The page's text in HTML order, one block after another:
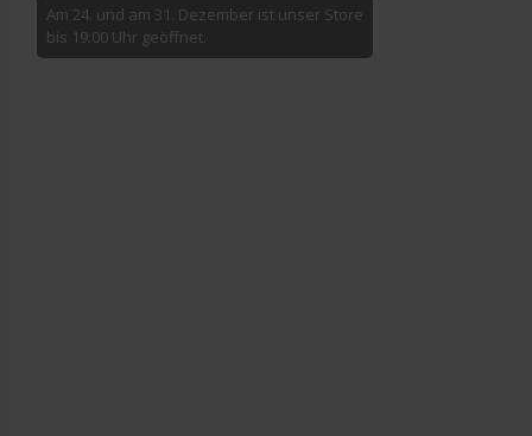
Am 24. und am 31. Dezember ist unser Store
bis 19:00 Uhr geöffnet.